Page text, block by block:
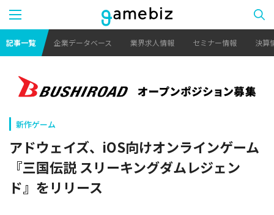
記事一覧 企業データベース 業界求人情報 セミナー情報 決算
新作ゲーム
アドウェイズ、iOS向けオンラインゲーム
『三国伝説 スリーキングダムレジェン
ド』をリリース